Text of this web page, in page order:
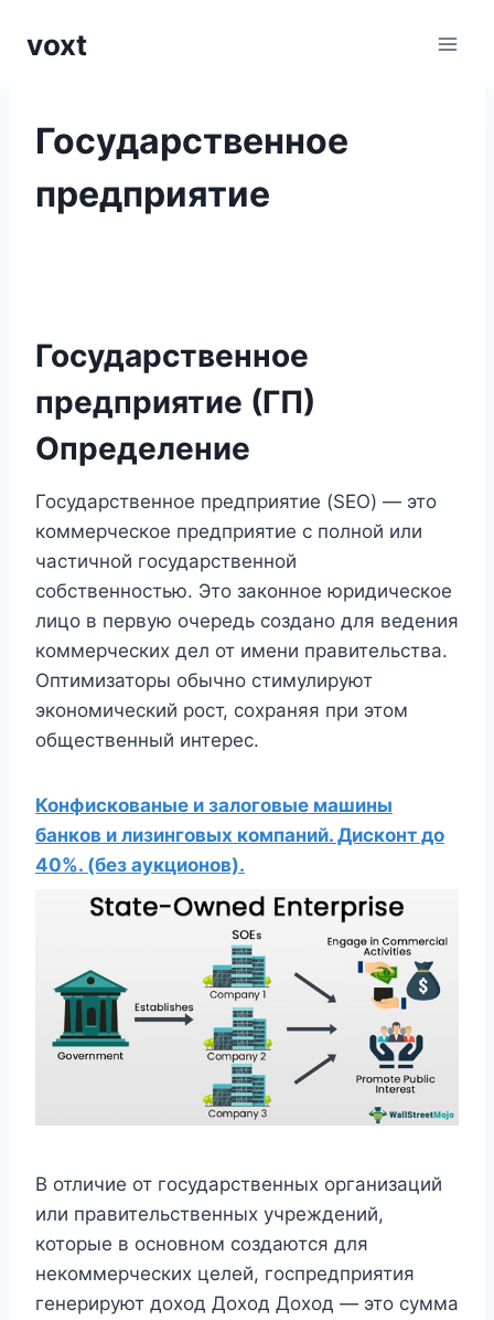
voxt
Государственное
предприятие
Государственное
предприятие (ГП)
Определение
Государственное предприятие (SEO) — это
коммерческое предприятие с полной или
частичной государственной
собственностью. Это законное юридическое
лицо в первую очередь создано для ведения
коммерческих дел от имени правительства.
Оптимизаторы обычно стимулируют
экономический рост, сохраняя при этом
общественный интерес.
Конфискованые и залоговые машины
банков и лизинговых компаний. Дисконт до
40%. (без аукционов).
В отличие от государственных организаций
или правительственных учреждений,
которые в основном создаются для
некоммерческих целей, госпредприятия
генерируют доход Доход Доход — это сумма